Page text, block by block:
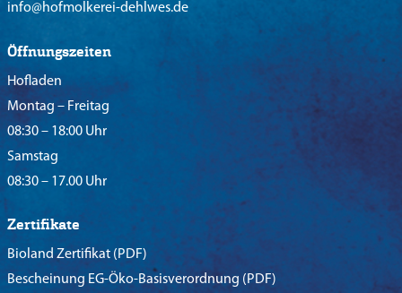
info@hofmolkerei-dehlwes.de
Öffnungszeiten
Hofladen
Montag – Freitag
08:30 – 18:00 Uhr
Samstag
08:30 – 17.00 Uhr
Zertifikate
Bioland Zertifikat (PDF)
Bescheinung EG-Öko-Basisverordnung (PDF)